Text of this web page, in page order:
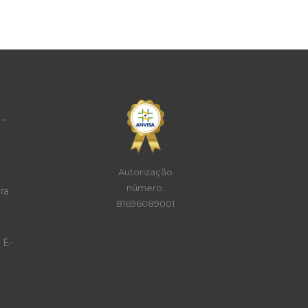
E-
Autorização
número:
81696089001